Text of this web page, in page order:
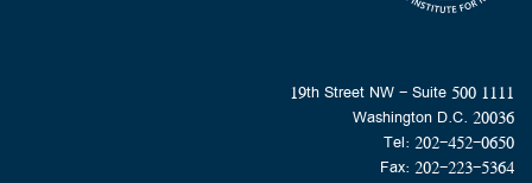
1111 19th Street NW - Suite 500
Washington D.C. 20036
Tel: 202-452-0650
Fax: 202-223-5364